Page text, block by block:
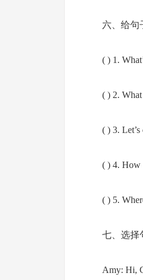
六、给句
( ) 1.
( ) 2.
( ) 3.
( ) 4. How
( ) 5.
七、选择
Amy: Hi,